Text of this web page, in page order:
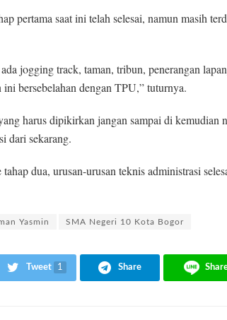
pertama saat ini telah selesai, namun masih
jogging track, taman, tribun, penerangan
bersebelahan dengan TPU,” tuturnya.
harus dipikirkan jangan sampai di kemudian
dari sekarang.
dua, urusan-urusan teknis administrasi
Yasmin SMA Negeri 10 Kota Bogor
Tweet 1 Share